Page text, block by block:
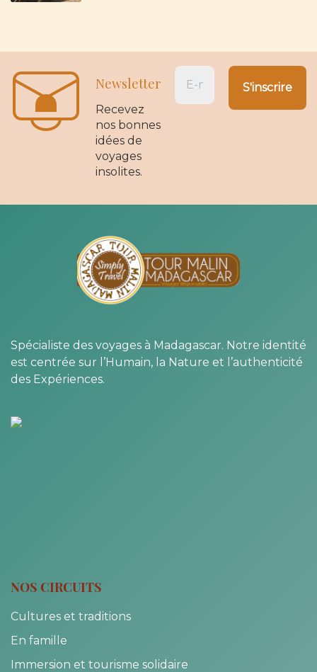
Newsletter
Recevez
nos bonnes
idées de
voyages
insolites.
Spécialiste des voyages à Madagascar. Notre identité
est centrée sur l’Humain, la Nature et l’authenticité
des Expériences.
NOS CIRCUITS
Cultures et traditions
En famille
Immersion et tourisme solidaire